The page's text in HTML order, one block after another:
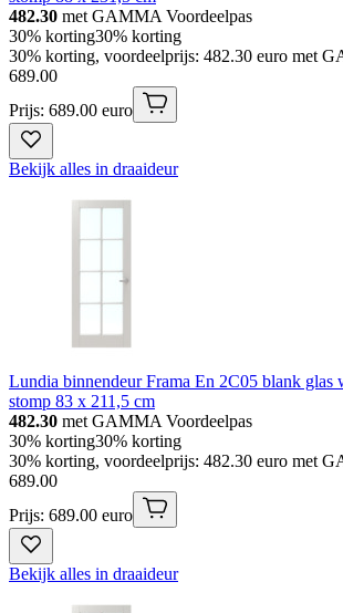
482.30 met GAMMA Voordeelpas
30% korting30% korting
30% korting, voordeelprijs: 482.30 euro met
689.00
Prijs: 689.00 euro
Bekijk alles in draaideur
Lundia binnendeur Frama En 2C05 blank glas
stomp 83 x 211,5 cm
482.30 met GAMMA Voordeelpas
30% korting30% korting
30% korting, voordeelprijs: 482.30 euro met
689.00
Prijs: 689.00 euro
Bekijk alles in draaideur